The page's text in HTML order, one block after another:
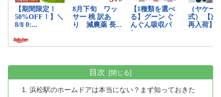
目次
浜松駅のホームドアは本当にない？まず知っておきた